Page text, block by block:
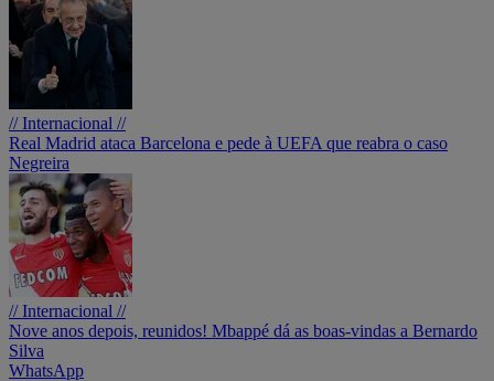
// Internacional //
Real Madrid ataca Barcelona e pede à UEFA que reabra o caso
Negreira
// Internacional //
Nove anos depois, reunidos! Mbappé dá as boas-vindas a Bernardo
Silva
WhatsApp